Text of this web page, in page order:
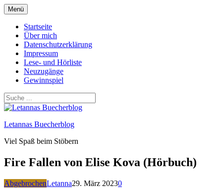
Zum
Inhalt
springen
Menü
Startseite
Über mich
Datenschutzerklärung
Impressum
Lese- und Hörliste
Neuzugänge
Gewinnspiel
Letannas Buecherblog
Viel Spaß beim Stöbern
Fire Fallen von Elise Kova (Hörbuch)
AbgebrochenLetanna29. März 20230